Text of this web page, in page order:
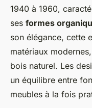
1940 à 1960,
ses formes
son élégance, cette
matériaux
bois naturel. Les
un équilibre entre
meubles à la fois